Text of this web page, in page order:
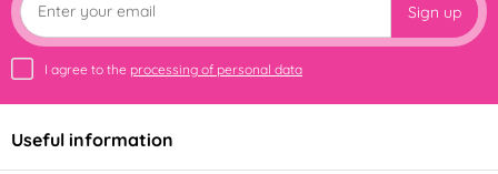
Sign up
I agree to the processing of personal data
Useful information